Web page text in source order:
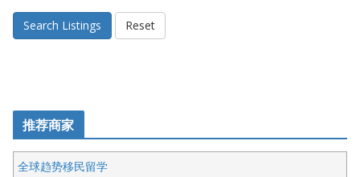
Search Listings Reset
推荐商家
全球趋势移民留学